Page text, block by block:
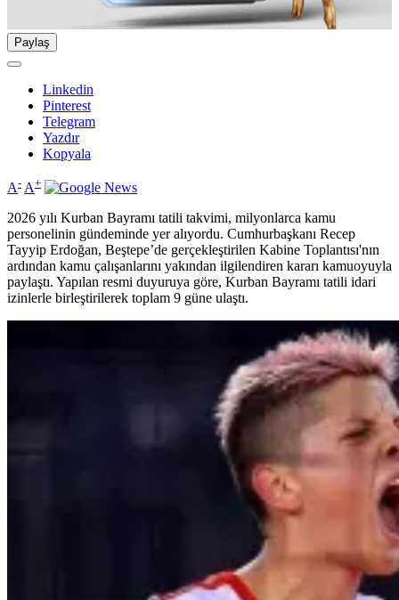
Paylaş
Linkedin
Pinterest
Telegram
Yazdır
Kopyala
A- A+
2026 yılı Kurban Bayramı tatili takvimi, milyonlarca kamu
personelinin gündeminde yer alıyordu. Cumhurbaşkanı Recep
Tayyip Erdoğan, Beştepe’de gerçekleştirilen Kabine Toplantısı'nın
ardından kamu çalışanlarını yakından ilgilendiren kararı kamuoyuyla
paylaştı. Yapılan resmi duyuruya göre, Kurban Bayramı tatili idari
izinlerle birleştirilerek toplam 9 güne ulaştı.